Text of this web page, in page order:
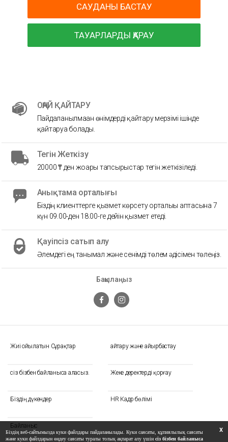
САУДАНЫ БАСТАУ
ТАУАРЛАРДЫ ҚАРАУ
Жиі Қойылатын Сұрақтар Қайтару және айырбастау
сіз бізбен байланыса аласыз. Жеке деректерді қорғау
Біздің дүкендер HR Кадр бөлімі
Байланыс
Бақылаңыз
ОҢАЙ ҚАЙТАРУ
Пайдаланылмаған өнімдерді қайтару мерзімі ішінде
қайтаруға болады.
Тегін Жеткізу
20000 ₸ ден жоғары тапсырыстар тегін жеткізіледі.
Анықтама орталығы
Біздің клиенттерге қызмет көрсету орталығы аптасына 7
күн 09.00-ден 18.00-ге дейін қызмет етеді.
Қауіпсіз сатып алу
Әлемдегі ең танымал және сенімді төлем әдісімен төлеңіз.
X
Біздің веб-сайтымызда куки файлдары пайдаланылады. Куки саясаты, құпиялылық саясаты
және куки файлдарын өңдеу саясаты туралы толық ақпарат алу үшін сіз бізбен байланыса